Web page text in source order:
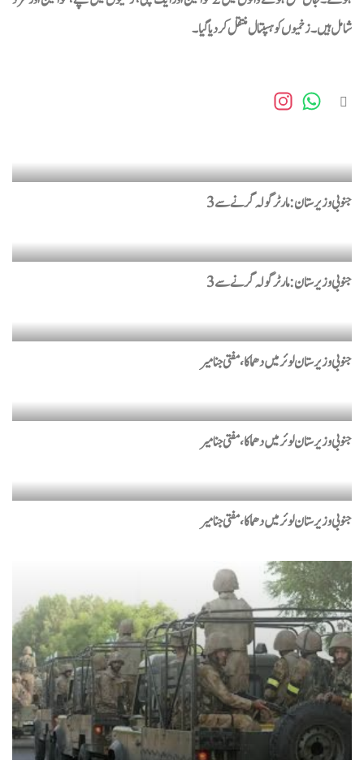
اوکاڑہ: معمولی جھگڑے پر نوجوان چھری کے وار سے قتل، نامعلوم
ہے
ایشین ویمن نیٹ بال پلیٹ ڈویژن چیمپئن شپ: پاکستان نے جاپان
کراچی: تجاوزات کے خلاف آپریشن، مشتعل افراد کا انتظامیہ پر
عالمی بے یقینی کے دور میں سونے کی چمک بڑھ گئی، سرمایہ کاروں
کیلئے پھر محفوظ پناہ گاہ بن گیا
سرکاری نرخ نظر انداز،ایل پی جی کی قیمت 450 روپے کلو تک
کراچی : آل پاکستان گڈز ٹرانسپورٹ اتحاد نے آج سے غیر معینہ
مدت تک کے لیے ہڑتال کا اعلان کردیا
قومی کرکٹرز کو بیرون ملک لیگز کھیلنے کیلئے این او سی جاری
پانچ ہزار ون ڈے میچز مکمل، مقبول ترین فارمیٹ کی اہمیت کم کیوں
ہو رہی ہے؟
لیونل میسی کو چار بموں سے اڑانے کی دھمکی
پاکستان ٹیسٹ اسکواڈ ویسٹ انڈیز سے انگلینڈ روانہ
شامل ہیں۔ زخمیوں کو ہسپتال منتقل کردیا گیا۔
جنوبی وزیرستان : مارٹر گولہ گرنے سے 3
جنوبی وزیرستان : مارٹر گولہ گرنے سے 3
جنوبی وزیرستان لوئر میں دھماکا، مفتی جنا میر
جنوبی وزیرستان لوئر میں دھماکا، مفتی جنا میر
جنوبی وزیرستان لوئر میں دھماکا، مفتی جنا میر